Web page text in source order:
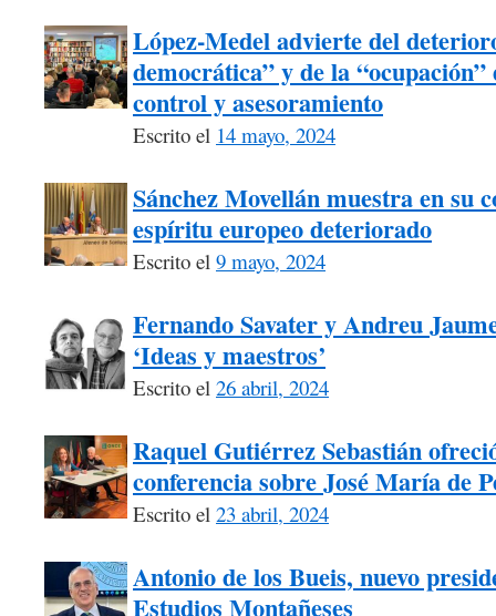
López-Medel advierte del
democrática” y de la
control y asesoramiento
Escrito el 14 mayo, 2024
Sánchez Movellán muestra en su
espíritu europeo deteriorado
Escrito el 9 mayo, 2024
Fernando Savater y Andreu
‘Ideas y maestros’
Escrito el 26 abril, 2024
Raquel Gutiérrez Sebastián
conferencia sobre José María de
Escrito el 23 abril, 2024
Antonio de los Bueis, nuevo
Estudios Montañeses